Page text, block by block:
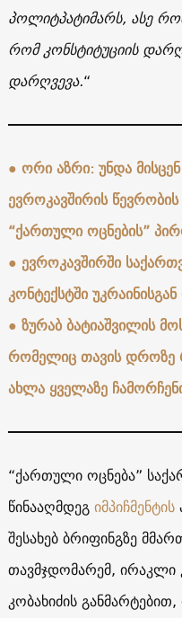
პოლიტპატიმარს, ასე
რომ კონსტიტუციის
დარღვევა.“
● ორი აზრი: უნდა
ევროკავშირის
“ქართული ოცნების”
● ევროკავშირში
კონტექსტში
● ზურაბ ბატიაშვილის
რომელიც თავის დროზე
ახლა ყველაზე
“ქართული ოცნება”
წინააღმდეგიმპიჩმენტის
შესახებ ბრიფინგზე
თავმჯდომარემ, ირაკლი
კობახიძის